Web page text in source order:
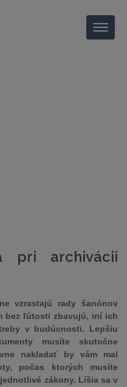
Menu
pri archivácii
vzrastajú rady šanónov
bez ľútosti zbavujú, iní ich
v budúcnosti. Lepšiu
musíte skutočne
nakladať by vám mal
počas ktorých musíte
zákony. Líšia sa v